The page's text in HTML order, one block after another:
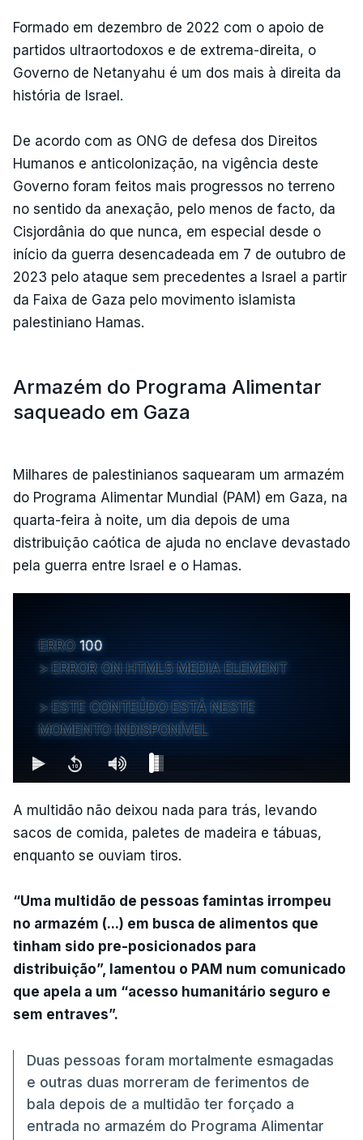
Formado em dezembro de 2022 com o apoio de
partidos ultraortodoxos e de extrema-direita, o
Governo de Netanyahu é um dos mais à direita da
história de Israel.
De acordo com as ONG de defesa dos Direitos
Humanos e anticolonização, na vigência deste
Governo foram feitos mais progressos no terreno
no sentido da anexação, pelo menos de facto, da
Cisjordânia do que nunca, em especial desde o
início da guerra desencadeada em 7 de outubro de
2023 pelo ataque sem precedentes a Israel a partir
da Faixa de Gaza pelo movimento islamista
palestiniano Hamas.
Armazém do Programa Alimentar
saqueado em Gaza
Milhares de palestinianos saquearam um armazém
do Programa Alimentar Mundial (PAM) em Gaza, na
quarta-feira à noite, um dia depois de uma
distribuição caótica de ajuda no enclave devastado
pela guerra entre Israel e o Hamas.
ERRO 100
ERROR ON HTML5 MEDIA ELEMENT
ESTE CONTEÚDO ESTÁ NESTE
MOMENTO INDISPONÍVEL
A multidão não deixou nada para trás, levando
sacos de comida, paletes de madeira e tábuas,
enquanto se ouviam tiros.
“Uma multidão de pessoas famintas irrompeu
no armazém (...) em busca de alimentos que
tinham sido pre-posicionados para
distribuição”, lamentou o PAM num comunicado
que apela a um “acesso humanitário seguro e
sem entraves”.
Duas pessoas foram mortalmente esmagadas
e outras duas morreram de ferimentos de
bala depois de a multidão ter forçado a
entrada no armazém do Programa Alimentar